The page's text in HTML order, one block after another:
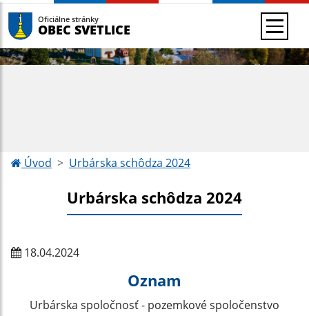
Oficiálne stránky
OBEC SVETLICE
Úvod Urbárska schôdza 2024
Urbárska schôdza 2024
18.04.2024
Oznam
Urbárska spoločnosť - pozemkové spoločenstvo